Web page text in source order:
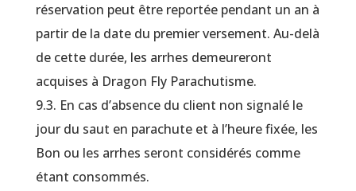
réservation peut être reportée pendant un an à
partir de la date du premier versement. Au-delà
de cette durée, les arrhes demeureront
acquises à Dragon Fly Parachutisme.
9.3. En cas d’absence du client non signalé le
jour du saut en parachute et à l’heure fixée, les
Bon ou les arrhes seront considérés comme
étant consommés.